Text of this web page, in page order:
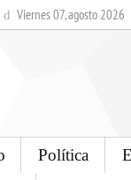
Viernes 07, agosto 2026
Política